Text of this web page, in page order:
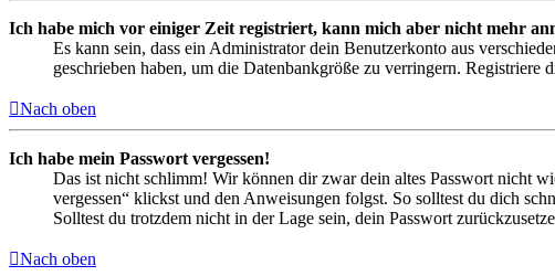
Ich habe mich vor einiger Zeit registriert, kann mich aber nicht mehr
Es kann sein, dass ein Administrator dein Benutzerkonto aus
geschrieben haben, um die Datenbankgröße zu verringern.
Nach oben
Ich habe mein Passwort vergessen!
Das ist nicht schlimm! Wir können dir zwar dein altes Passwort nicht
vergessen“ klickst und den Anweisungen folgst. So solltest du dich
Solltest du trotzdem nicht in der Lage sein, dein Passwort
Nach oben